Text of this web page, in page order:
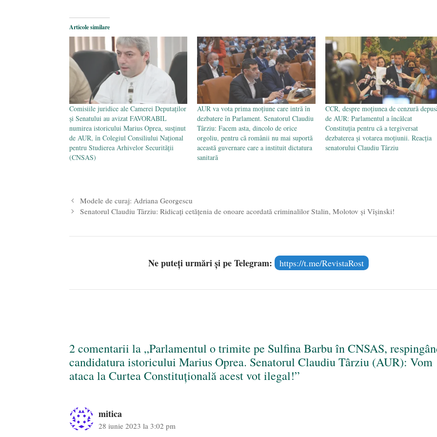
Articole similare
Comisiile juridice ale Camerei Deputaților
și Senatului au avizat FAVORABIL
numirea istoricului Marius Oprea, susținut
de AUR, în Colegiul Consiliului Național
pentru Studierea Arhivelor Securității
(CNSAS)
AUR va vota prima moțiune care intră în
dezbatere în Parlament. Senatorul Claudiu
Târziu: Facem asta, dincolo de orice
orgoliu, pentru că românii nu mai suportă
această guvernare care a instituit dictatura
sanitară
CCR, despre moţiunea de cenzură
de AUR: Parlamentul a încălcat
Constituţia pentru că a tergiversat
dezbaterea şi votarea moţiunii. Reacția
senatorului Claudiu Târziu
Modele de curaj: Adriana Georgescu
Senatorul Claudiu Târziu: Ridicați cetățenia de onoare acordată criminalilor Stalin, Molotov și Vîșinski!
Ne puteți urmări și pe Telegram: https://t.me/RevistaRost
2 comentarii la „Parlamentul o trimite pe Sulfina Barbu în CNSAS,
candidatura istoricului Marius Oprea. Senatorul Claudiu Târziu (AUR): Vom
ataca la Curtea Constituțională acest vot ilegal!”
mitica
28 iunie 2023 la 3:02 pm